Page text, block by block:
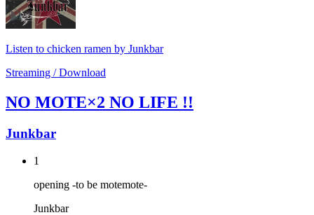
Listen to chicken ramen by Junkbar
Streaming / Download
NO MOTE×2 NO LIFE !!
Junkbar
1
opening -to be motemote-
Junkbar